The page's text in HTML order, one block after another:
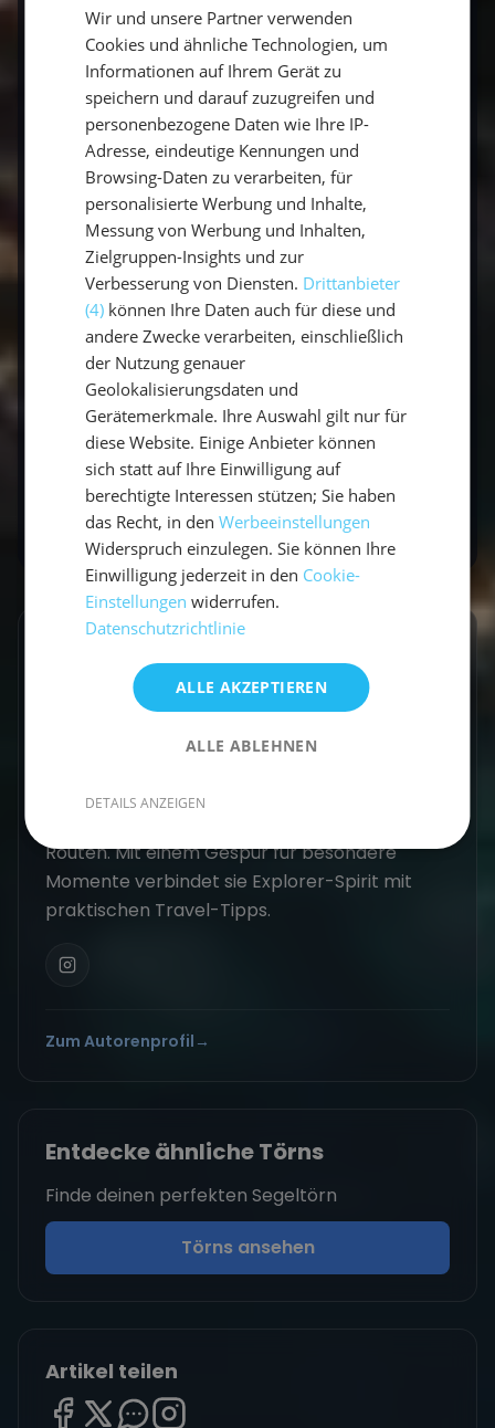
Für alle, die Entspannung und Aktivurlaub
verbinden möchten – Yoga-Erfahrung ist nicht
nötig.
Wo findet das Yoga an Bord statt?
Meist morgens an Deck oder an ruhigen
Ankerplätzen und Stränden mit Blick aufs
Meer.
Wann ist die beste Reisezeit für Mallorca?
Mai bis Oktober – besonders angenehm im
Juni und September.
Bereit für Balance an Bord? Entdecke unseren
Yoga-Segeltörnauf Mallorca.
Vicci
Travel Explorerin
Vicci schreibt über Segelabenteuer,
Routen. Mit einem Gespür für besondere
Momente verbindet sie Explorer-Spirit mit
praktischen Travel-Tipps.
Zum Autorenprofil →
Entdecke ähnliche Törns
Finde deinen perfekten Segeltörn
Törns ansehen
Artikel teilen
Wir und unsere Partner verwenden
Cookies und ähnliche Technologien, um
Informationen auf Ihrem Gerät zu
speichern und darauf zuzugreifen und
personenbezogene Daten wie Ihre IP-
Adresse, eindeutige Kennungen und
Browsing-Daten zu verarbeiten, für
personalisierte Werbung und Inhalte,
Messung von Werbung und Inhalten,
Zielgruppen-Insights und zur
Verbesserung von Diensten. Drittanbieter
(4) können Ihre Daten auch für diese und
andere Zwecke verarbeiten, einschließlich
der Nutzung genauer
Geolokalisierungsdaten und
Gerätemerkmale. Ihre Auswahl gilt nur für
diese Website. Einige Anbieter können
sich statt auf Ihre Einwilligung auf
berechtigte Interessen stützen; Sie haben
das Recht, in denWerbeeinstellungen
Widerspruch einzulegen. Sie können Ihre
Einwilligung jederzeit in den Cookie-
Einstellungen widerrufen.
Datenschutzrichtlinie
ALLE AKZEPTIEREN
ALLE ABLEHNEN
DETAILS ANZEIGEN